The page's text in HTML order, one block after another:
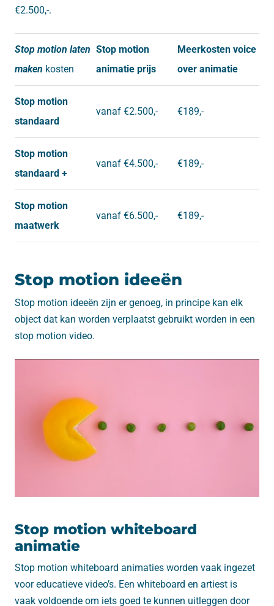
€2.500,-.
Stop motion laten
maken kosten
Stop motion
animatie prijs
Meerkosten voice
over animatie
Stop motion
standaard
vanaf €2.500,- €189,-
Stop motion
standaard +
vanaf €4.500,- €189,-
Stop motion
maatwerk
vanaf €6.500,- €189,-
Stop motion ideeën
Stop motion ideeën zijn er genoeg, in principe kan elk
object dat kan worden verplaatst gebruikt worden in een
stop motion video.
Stop motion whiteboard
animatie
Stop motion whiteboard animaties worden vaak ingezet
voor educatieve video’s. Een whiteboard en artiest is
vaak voldoende om iets goed te kunnen uitleggen door